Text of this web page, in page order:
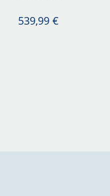
539,99 €